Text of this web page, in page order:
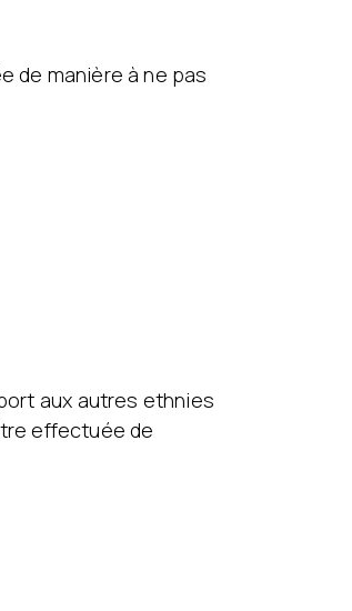
de manière à ne pas
aux autres ethnies
effectuée de